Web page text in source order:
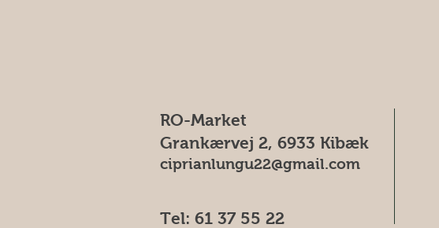
RO-Market
Grankærvej 2, 6933 Kibæk
ciprianlungu22@gmail.com
Tel: 61 37 55 22